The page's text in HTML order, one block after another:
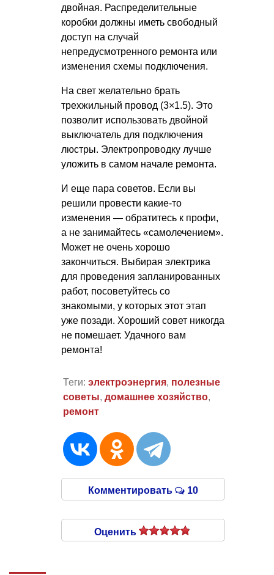
двойная. Распределительные
коробки должны иметь свободный
доступ на случай
непредусмотренного ремонта или
изменения схемы подключения.
На свет желательно брать
трехжильный провод (3×1.5). Это
позволит использовать двойной
выключатель для подключения
люстры. Электропроводку лучше
уложить в самом начале ремонта.
И еще пара советов. Если вы
решили провести какие-то
изменения — обратитесь к профи,
а не занимайтесь «самолечением».
Может не очень хорошо
закончиться. Выбирая электрика
для проведения запланированных
работ, посоветуйтесь со
знакомыми, у которых этот этап
уже позади. Хороший совет никогда
не помешает. Удачного вам
ремонта!
Теги: электроэнергия, полезные
советы, домашнее хозяйство,
ремонт
Комментировать 10
Оценить